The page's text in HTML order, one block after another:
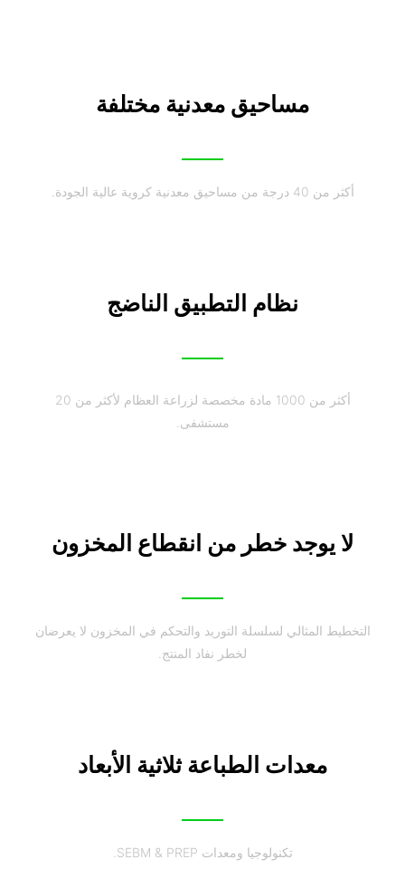
مساحيق معدنية مختلفة
أكثر من 40 درجة من مساحيق معدنية كروية عالية الجودة.
نظام التطبيق الناضج
أكثر من 1000 مادة مخصصة لزراعة العظام لأكثر من 20
مستشفى.
لا يوجد خطر من انقطاع المخزون
التخطيط المثالي لسلسلة التوريد والتحكم في المخزون لا يعرضان
لخطر نفاد المنتج.
معدات الطباعة ثلاثية الأبعاد
تكنولوجيا ومعدات SEBM & PREP.